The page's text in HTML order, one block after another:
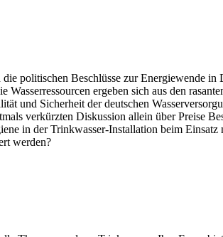
politischen Beschlüsse zur Energiewende
ergeben sich aus den
und Sicherheit der deutschen
verkürzten Diskussion allein über Preise
in der Trinkwasser-Installation beim
werden?